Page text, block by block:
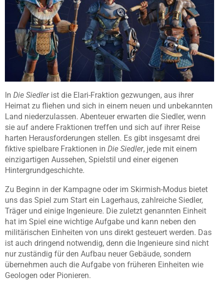
In Die Siedlerist die Elari-Fraktion gezwungen, aus ihrer
Heimat zu fliehen und sich in einem neuen und unbekannten
Land niederzulassen. Abenteuer erwarten die Siedler, wenn
sie auf andere Fraktionen treffen und sich auf ihrer Reise
harten Herausforderungen stellen. Es gibt insgesamt drei
fiktive spielbare Fraktionen in Die Siedler, jede mit einem
einzigartigen Aussehen, Spielstil und einer eigenen
Hintergrundgeschichte.
Zu Beginn in der Kampagne oder im Skirmish-Modus bietet
uns das Spiel zum Start ein Lagerhaus, zahlreiche Siedler,
Träger und einige Ingenieure. Die zuletzt genannten Einheit
hat im Spiel eine wichtige Aufgabe und kann neben den
militärischen Einheiten von uns direkt gesteuert werden. Das
ist auch dringend notwendig, denn die Ingenieure sind nicht
nur zuständig für den Aufbau neuer Gebäude, sondern
übernehmen auch die Aufgabe von früheren Einheiten wie
Geologen oder Pionieren.